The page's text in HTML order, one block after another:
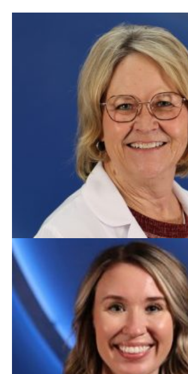
Cheryl Ellis, APN
Medicina Familiar